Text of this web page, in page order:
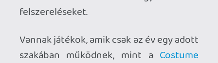
a városi jutalmaknak nem ismerjük
pár meta poén nehezen érthető, ha
nem játszottál korábbi Zeboyd